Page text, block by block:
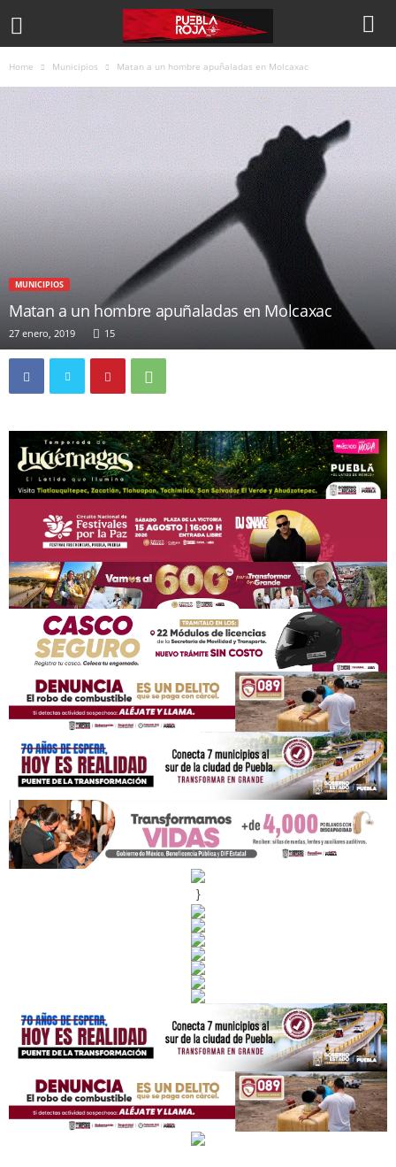
Home Municipios Matan a un hombre apuñaladas en Molcaxac
MUNICIPIOS
Matan a un hombre apuñaladas en Molcaxac
27 enero, 2019 15
}